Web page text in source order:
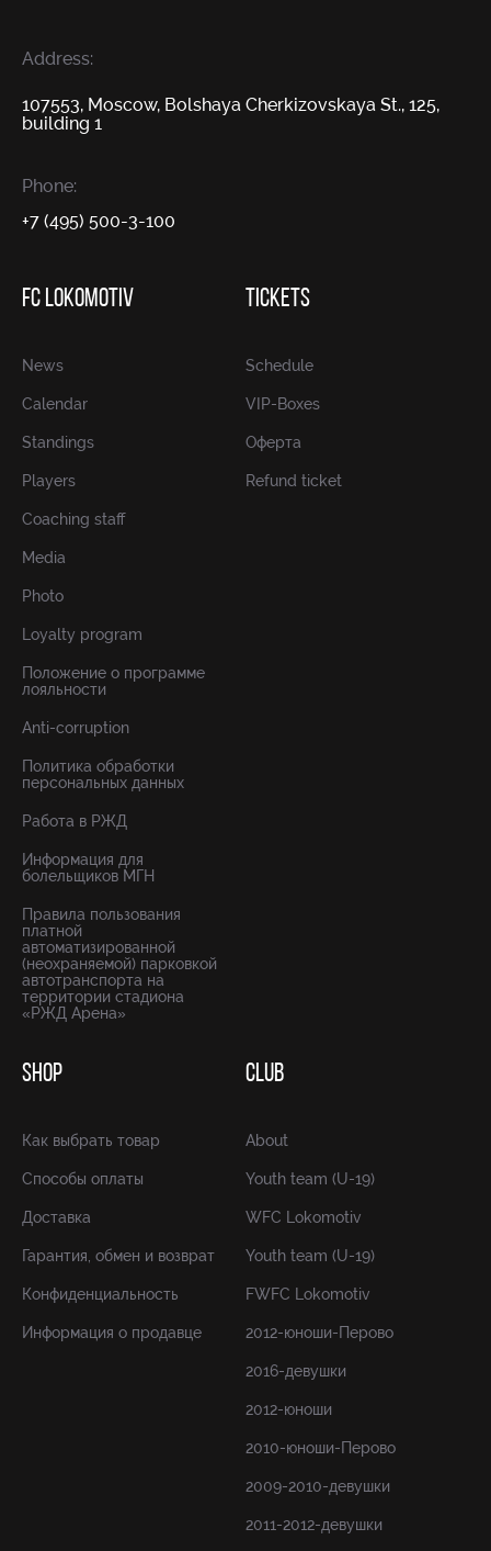
Address:
107553, Moscow, Bolshaya Cherkizovskaya St., 125,
building 1
Phone:
+7 (495) 500-3-100
FC LOKOMOTIV
News
Calendar
Standings
Players
Coaching staff
Media
Photo
Loyalty program
Положение о программе
лояльности
Anti-corruption
Политика обработки
персональных данных
Работа в РЖД
Информация для
болельщиков МГН
Правила пользования
платной
автоматизированной
(неохраняемой) парковкой
автотранспорта на
территории стадиона
«РЖД Арена»
TICKETS
Schedule
VIP-Boxes
Оферта
Refund ticket
SHOP
Как выбрать товар
Способы оплаты
Доставка
Гарантия, обмен и возврат
Конфиденциальность
Информация о продавце
CLUB
About
Youth team (U-19)
WFC Lokomotiv
Youth team (U-19)
FWFC Lokomotiv
2012-юноши-Перово
2016-девушки
2012-юноши
2010-юноши-Перово
2009-2010-девушки
2011-2012-девушки